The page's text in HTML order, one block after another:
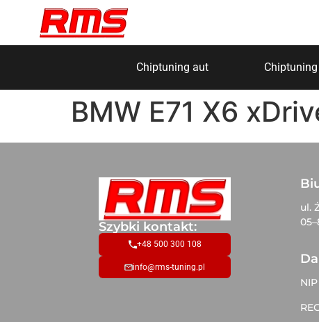
Chiptuning aut
BMW E71 X6
Szybki kontakt:
+48 500 300 108
info@rms-tuning.pl
ul.